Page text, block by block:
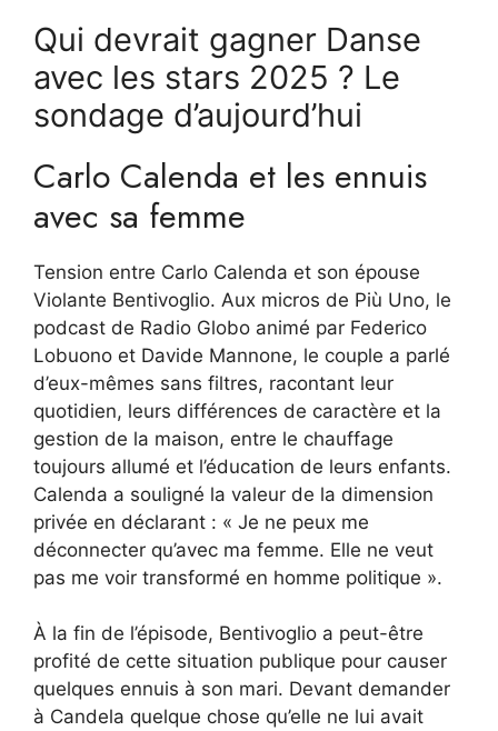
Qui devrait gagner Danse
avec les stars 2025 ? Le
sondage d’aujourd’hui
Carlo Calenda et les ennuis
avec sa femme
Tension entre Carlo Calenda et son épouse
Violante Bentivoglio. Aux micros de Più Uno, le
podcast de Radio Globo animé par Federico
Lobuono et Davide Mannone, le couple a parlé
d’eux-mêmes sans filtres, racontant leur
quotidien, leurs différences de caractère et la
gestion de la maison, entre le chauffage
toujours allumé et l’éducation de leurs enfants.
Calenda a souligné la valeur de la dimension
privée en déclarant : « Je ne peux me
déconnecter qu’avec ma femme. Elle ne veut
pas me voir transformé en homme politique ».
À la fin de l’épisode, Bentivoglio a peut-être
profité de cette situation publique pour causer
quelques ennuis à son mari. Devant demander
à Candela quelque chose qu’elle ne lui avait